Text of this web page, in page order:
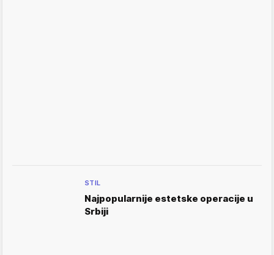
STIL
Najpopularnije estetske operacije u
Srbiji